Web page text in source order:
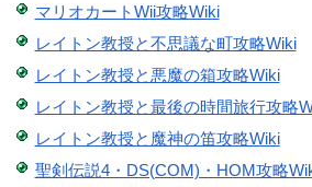
マリオカートWii攻略Wiki
レイトン教授と不思議な町攻略Wiki
レイトン教授と悪魔の箱攻略Wiki
レイトン教授と最後の時間旅行攻略
レイトン教授と魔神の笛攻略Wiki
聖剣伝説4・DS(COM)・HOM攻略